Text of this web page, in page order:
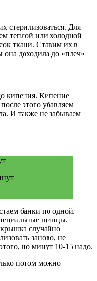
стерилизоваться. Для
теплой или холодной
ткани. Ставим их в
доходила до «плеч»
кипения. Кипение
этого убавляем
И также не забываем
банки по одной.
щипцы.
крышка случайно
заново, не
но минут 10-15 надо.
потом можно